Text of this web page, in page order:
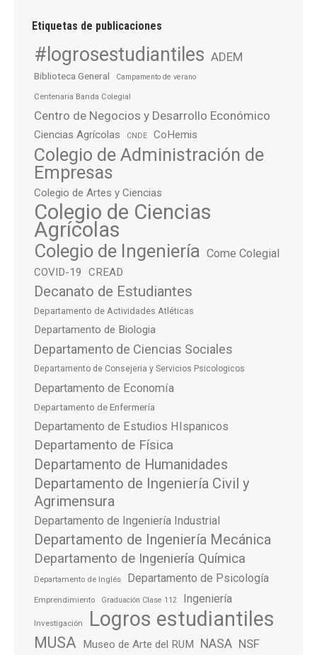
Etiquetas de publicaciones
#logrosestudiantiles ADEM
Biblioteca General Campamento de verano
Centenaria Banda Colegial
Centro de Negocios y Desarrollo Económico
Ciencias Agrícolas CNDE CoHemis
Colegio de Administración de
Empresas
Colegio de Artes y Ciencias
Colegio de Ciencias
Agrícolas
Colegio de Ingeniería Come Colegial
COVID-19 CREAD
Decanato de Estudiantes
Departamento de Actividades Atléticas
Departamento de Biologia
Departamento de Ciencias Sociales
Departamento de Consejeria y Servicios Psicologicos
Departamento de Economía
Departamento de Enfermería
Departamento de Estudios HIspanicos
Departamento de Física
Departamento de Humanidades
Departamento de Ingeniería Civil y
Agrimensura
Departamento de Ingeniería Industrial
Departamento de Ingeniería Mecánica
Departamento de Ingeniería Química
Departamento de Inglés Departamento de Psicología
Emprendimiento Graduación Clase 112 Ingeniería
Investigación Logros estudiantiles
MUSA Museo de Arte del RUM NASA NSF